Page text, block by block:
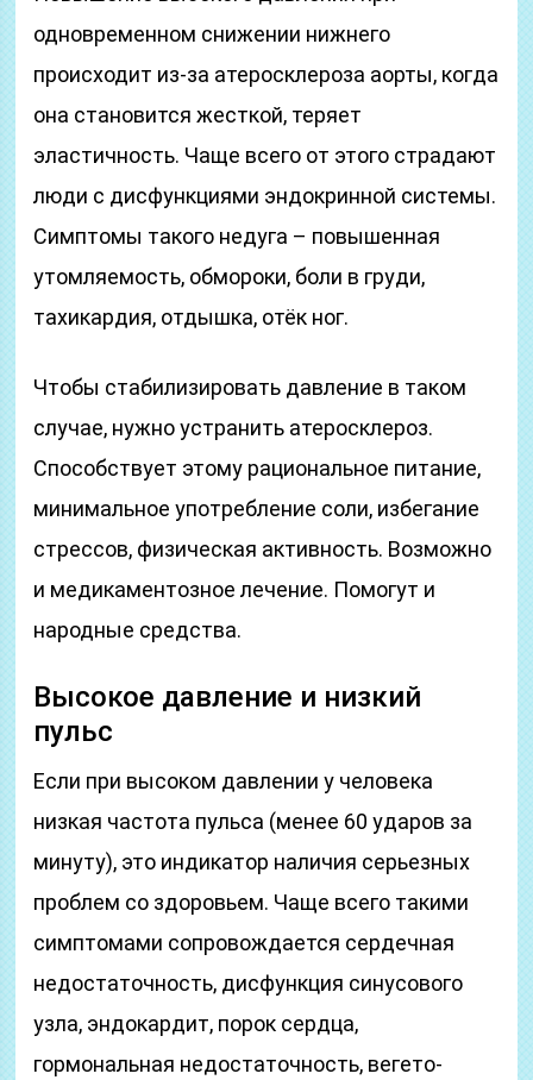
одновременном снижении нижнего
происходит из-за атеросклероза аорты, когда
она становится жесткой, теряет
эластичность. Чаще всего от этого страдают
люди с дисфункциями эндокринной системы.
Симптомы такого недуга – повышенная
утомляемость, обмороки, боли в груди,
тахикардия, отдышка, отёк ног.
Чтобы стабилизировать давление в таком
случае, нужно устранить атеросклероз.
Способствует этому рациональное питание,
минимальное употребление соли, избегание
стрессов, физическая активность. Возможно
и медикаментозное лечение. Помогут и
народные средства.
Высокое давление и низкий
пульс
Если при высоком давлении у человека
низкая частота пульса (менее 60 ударов за
минуту), это индикатор наличия серьезных
проблем со здоровьем. Чаще всего такими
симптомами сопровождается сердечная
недостаточность, дисфункция синусового
узла, эндокардит, порок сердца,
гормональная недостаточность, вегето-